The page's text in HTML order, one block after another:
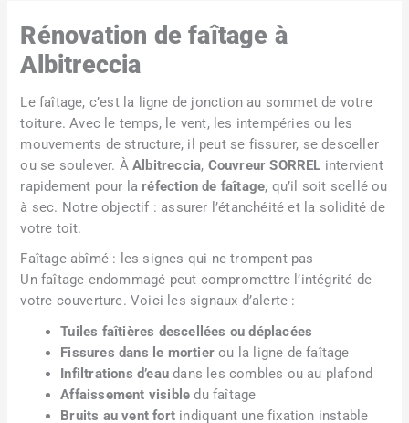
Rénovation de faîtage à
Albitreccia
Le faîtage, c’est la ligne de jonction au sommet de votre
toiture. Avec le temps, le vent, les intempéries ou les
mouvements de structure, il peut se fissurer, se desceller
ou se soulever. ÀAlbitreccia, Couvreur SORREL intervient
rapidement pour laréfection de faîtage, qu’il soit scellé ou
à sec. Notre objectif : assurer l’étanchéité et la solidité de
votre toit.
Faîtage abîmé : les signes qui ne trompent pas
Un faîtage endommagé peut compromettre l’intégrité de
votre couverture. Voici les signaux d’alerte :
Tuiles faîtières descellées ou déplacées
Fissures dans le mortier ou la ligne de faîtage
Infiltrations d’eau dans les combles ou au plafond
Affaissement visible du faîtage
Bruits au vent fort indiquant une fixation instable